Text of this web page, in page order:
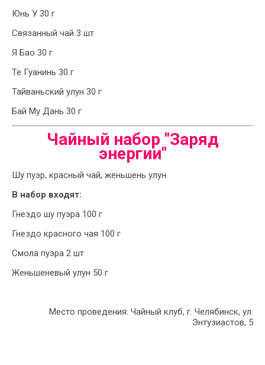
Юнь У 30 г
Связанный чай 3 шт
Я Бао 30 г
Те Гуанинь 30 г
Тайваньский улун 30 г
Бай Му Дань 30 г
Чайный набор "Заряд
энергии"
Шу пуэр, красный чай, женьшень улун.
В набор входят:
Гнездо шу пуэра 100 г
Гнездо красного чая 100 г
Смола пуэра 2 шт
Женьшеневый улун 50 г
Место проведения: Чайный клуб, г. Челябинск, ул.
Энтузиастов, 5